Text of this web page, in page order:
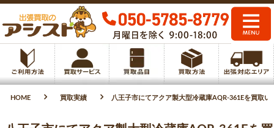
HOME 買取実績 八王子市にてアクア製大型冷蔵庫AQR-361Eを買取い